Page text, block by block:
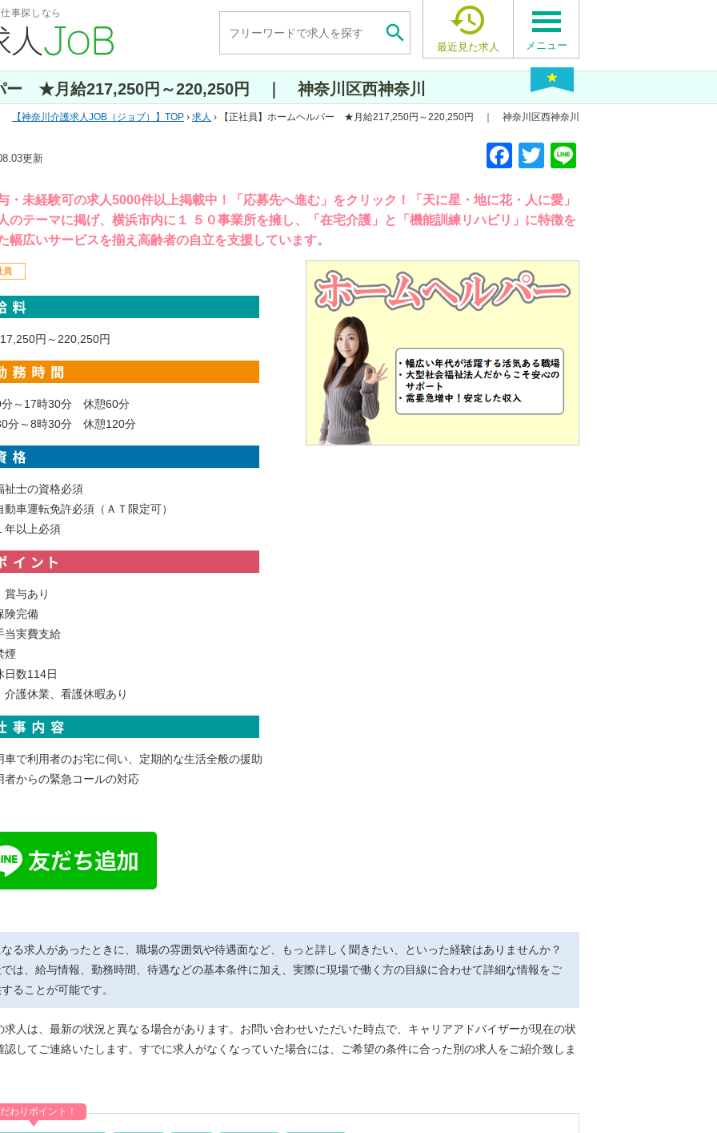
事探しなら
 
最近見た求人 メニュー
ー ★月給217,250円～220,250円 ｜ 神奈川区西神奈川
神奈川介護求人JOB（ジョブ） TOP › 求人 › 【正社員】ホームヘルパー ★月給217,250円～220,250円 ｜ 神奈川区西神奈川
更新
・未経験可の求人5000件以上掲載中！「応募先へ進む」をクリック！「天に星・地に花・人に愛」
のテーマに掲げ、横浜市内に１ ５０事業所を擁し、「在宅介護」と「機能訓練リハビリ」に特徴を
幅広いサービスを揃え高齢者の自立を支援しています。
員
F
c
e
b
o
o
T
tt
er
円～220,250円
分～17時30分 休憩60分
分～8時30分 休憩120分
祉士の資格必須
動車運転免許必須（ＡＴ限定可）
年以上必須
賞与あり
険完備
当実費支給
煙
日数114日
介護休業、看護休暇あり
車で利用者のお宅に伺い、定期的な生活全般の援助
者からの緊急コールの対応
F
c
e
b
o
o
T
tt
er
F
c
e
b
o
o
T
tt
er
る求人があったときに、職場の雰囲気や待遇面など、もっと詳しく聞きたい、といった経験はありませんか？
は、給与情報、勤務時間、待遇などの基本条件に加え、実際に現場で働く方の目線に合わせて詳細な情報をご
ることが可能です。
人は、最新の状況と異なる場合があります。お問い合わせいただいた時点で、キャリアアドバイザーが現在の状
認してご連絡いたします。すでに求人がなくなっていた場合には、ご希望の条件に合った別の求人をご紹介致しま
わりポイント！